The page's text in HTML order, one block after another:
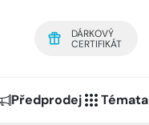
DÁRKOVÝ
CERTIFIKÁT
Předprodej Témata